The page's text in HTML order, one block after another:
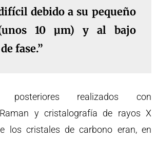
debido a su pequeño
10 µm) y al bajo
fase.”
realizados con
y cristalografía de rayos X
los cristales de carbono eran, en